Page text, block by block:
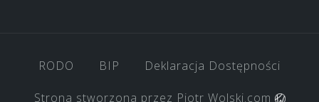
RODO BIP Deklaracja Dostępności
Strona stworzona przez Piotr Wolski.com